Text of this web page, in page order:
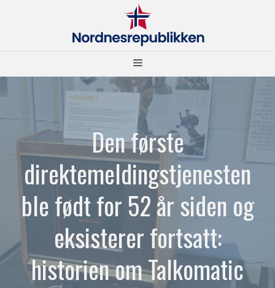
Meny
Den første
direktemeldingstjenesten
ble født for 52 år siden og
eksisterer fortsatt:
historien om Talkomatic